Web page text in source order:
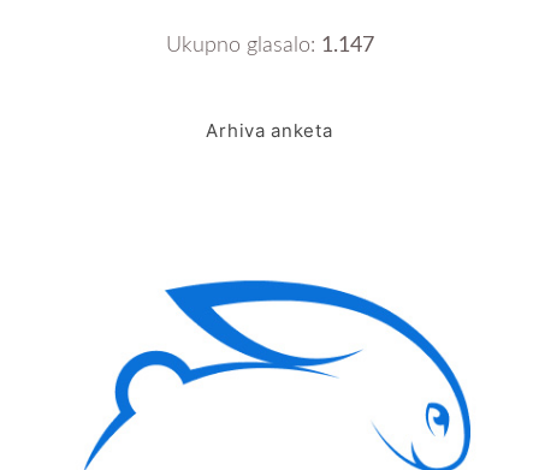
Ukupno glasalo: 1.147
Arhiva anketa